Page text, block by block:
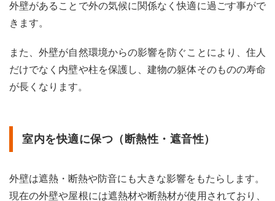
外壁
材の
ぶ際
に注
べき
イン
安価
でコ
外壁があることで外の気候に関係なく快適に過ごす事がで
きます。
また、外壁が自然環境からの影響を防ぐことにより、住人
だけでなく内壁や柱を保護し、建物の躯体そのものの寿命
が長くなります。
室内を快適に保つ（断熱性・遮音性）
外壁は遮熱・断熱や防音にも大きな影響をもたらします。
現在の外壁や屋根には遮熱材や断熱材が使用されており、